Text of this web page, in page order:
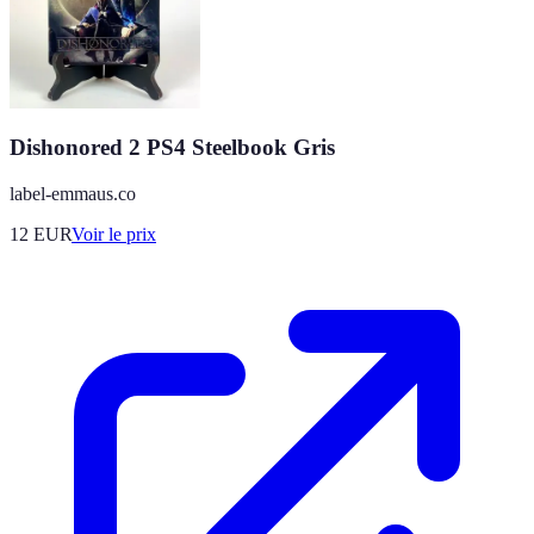
Dishonored 2 PS4 Steelbook Gris
label-emmaus.co
12 EURVoir le prix